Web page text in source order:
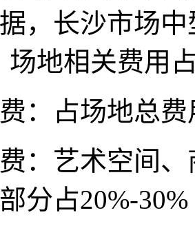
，长沙市场
场地相关费用
：占场地总费
：艺术空间
分占20%-30%